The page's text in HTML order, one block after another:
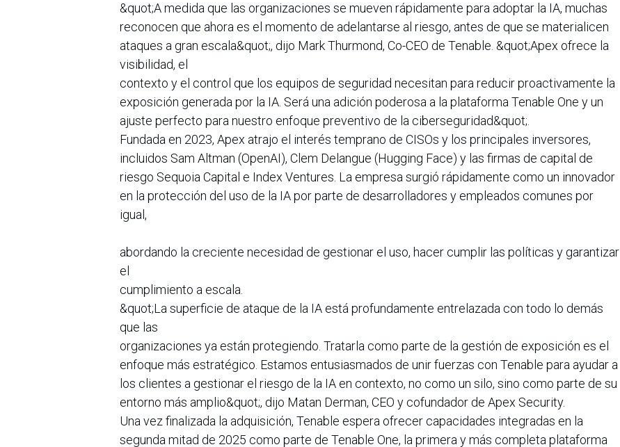
&quot;A medida que las organizaciones se mueven rápidamente para adoptar la IA, muchas
reconocen que ahora es el momento de adelantarse al riesgo, antes de que se materialicen
ataques a gran escala&quot;, dijo Mark Thurmond, Co-CEO de Tenable. &quot;Apex ofrece la
visibilidad, el
contexto y el control que los equipos de seguridad necesitan para reducir proactivamente la
exposición generada por la IA. Será una adición poderosa a la plataforma Tenable One y un
ajuste perfecto para nuestro enfoque preventivo de la ciberseguridad&quot;.
Fundada en 2023, Apex atrajo el interés temprano de CISOs y los principales inversores,
incluidos Sam Altman (OpenAI), Clem Delangue (Hugging Face) y las firmas de capital de
riesgo Sequoia Capital e Index Ventures. La empresa surgió rápidamente como un innovador
en la protección del uso de la IA por parte de desarrolladores y empleados comunes por
igual,
abordando la creciente necesidad de gestionar el uso, hacer cumplir las políticas y garantizar
el
cumplimiento a escala.
&quot;La superficie de ataque de la IA está profundamente entrelazada con todo lo demás
que las
organizaciones ya están protegiendo. Tratarla como parte de la gestión de exposición es el
enfoque más estratégico. Estamos entusiasmados de unir fuerzas con Tenable para ayudar a
los clientes a gestionar el riesgo de la IA en contexto, no como un silo, sino como parte de su
entorno más amplio&quot;, dijo Matan Derman, CEO y cofundador de Apex Security.
Una vez finalizada la adquisición, Tenable espera ofrecer capacidades integradas en la
segunda mitad de 2025 como parte de Tenable One, la primera y más completa plataforma